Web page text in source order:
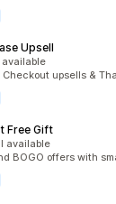
Upsell
available
upsells &
Free Gift
available
BOGO offers with